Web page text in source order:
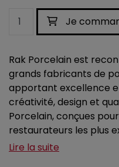
Je
Rak Porcelain est
grands fabricants de
apportant excellence
créativité, design et
Porcelain, conçues
restaurateurs les plus
Lire la suite